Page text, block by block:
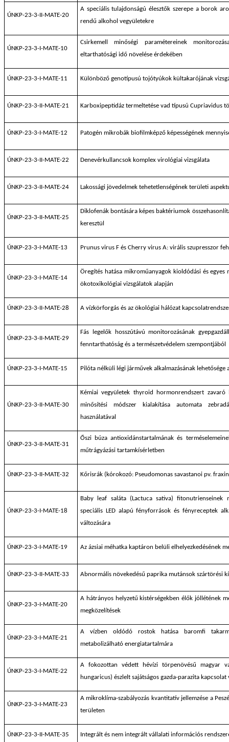
ÚNKP-23-3-II-MATE-20
A speciális tulajdonságú élesztők szerepe a borok
rendű alkohol vegyületekre
ÚNKP-23-3-I-MATE-10
Csirkemell minőségi paramétereinek
eltarthatósági idő növelése érdekében
ÚNKP-23-3-I-MATE-11 Különböző genotípusú tojótyúkok kültakarójának
ÚNKP-23-3-II-MATE-21 Karboxipeptidáz termeltetése vad típusú Cupriavidus
ÚNKP-23-3-I-MATE-12 Patogén mikrobák biofilmképző képességének
ÚNKP-23-3-II-MATE-22 Denevérkullancsok komplex virológiai vizsgálata
ÚNKP-23-3-II-MATE-24 Lakossági jövedelmek tehetetlenségének területi
ÚNKP-23-3-II-MATE-25
Diklofenák bontására képes baktériumok
keresztül
ÚNKP-23-3-I-MATE-13 Prunus virus F és Cherry virus A: virális szupresszor
ÚNKP-23-3-I-MATE-14
Öregítés hatása mikroműanyagok kioldódási és
ökotoxikológiai vizsgálatok alapján
ÚNKP-23-3-II-MATE-28 A vízkörforgás és az ökológiai hálózat
ÚNKP-23-3-II-MATE-29
Fás legelők hosszútávú monitorozásának
fenntarthatóság és a természetvédelem szempontjából
ÚNKP-23-3-I-MATE-15 Pilóta nélküli légi járművek alkalmazásának lehetősége
ÚNKP-23-3-II-MATE-30
Kémiai vegyületek thyroid hormonrendszert zavaró
minősítési módszer kialakítása automata
használatával
ÚNKP-23-3-II-MATE-31
Őszi búza antioxidánstartalmának és
műtrágyázási tartamkísérletben
ÚNKP-23-3-II-MATE-32 Kőrisrák (kórokozó: Pseudomonas savastanoi pv.
ÚNKP-23-3-I-MATE-18
Baby leaf saláta (Lactuca sativa) fitonutrienseinek
speciális LED alapú fényforrások és fényreceptek
változására
ÚNKP-23-3-I-MATE-19 Az ázsiai méhatka kaptáron belüli elhelyezkedésének
ÚNKP-23-3-II-MATE-33 Abnormális növekedésű paprika mutánsok szártörési
ÚNKP-23-3-I-MATE-20
A hátrányos helyzetű kistérségekben élők jóllétének
megközelítések
ÚNKP-23-3-I-MATE-21
A vízben oldódó rostok hatása baromfi
metabolizálható energiatartalmára
ÚNKP-23-3-I-MATE-22
A fokozottan védett hévízi törpenövésű magyar
hungaricus) észlelt sajátságos gazda-parazita kapcsolat
ÚNKP-23-3-I-MATE-23
A mikroklíma-szabályozás kvantitatív jellemzése a
területen
ÚNKP-23-3-II-MATE-35 Integrált és nem integrált vállalati információs